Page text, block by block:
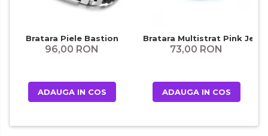
Bratara Piele Bastion
96,00 RON
ADAUGA IN COS
Bratara Multistrat Pink
73,00 RON
ADAUGA IN COS